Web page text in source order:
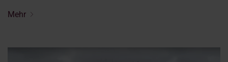
Mehr